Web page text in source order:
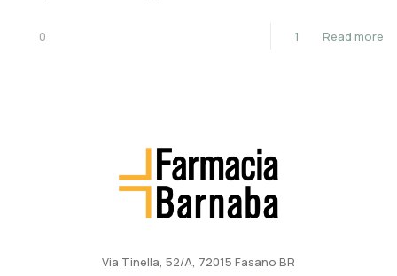
0 1 Read more
Via Tinella, 52/A, 72015 Fasano BR